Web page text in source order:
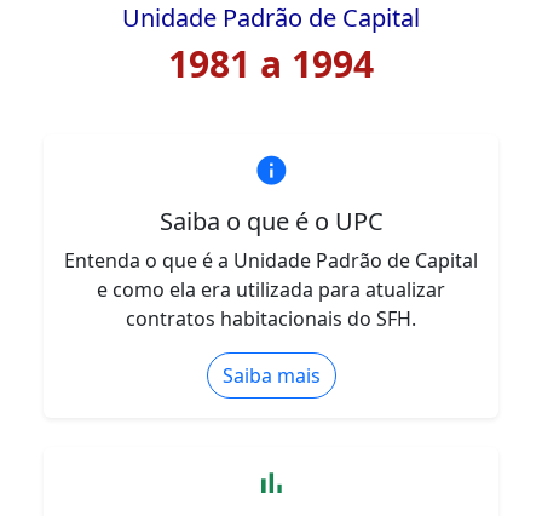
Unidade Padrão de Capital
1981 a 1994
info
Saiba o que é o UPC
Entenda o que é a Unidade Padrão de Capital
e como ela era utilizada para atualizar
contratos habitacionais do SFH.
Saiba mais
bar_chart